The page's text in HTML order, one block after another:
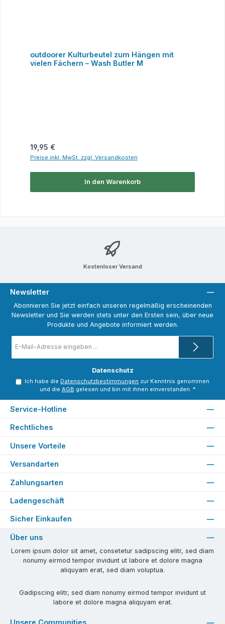
outdoorer Kulturbeutel zum Hängen mit
vielen Fächern – Wash Butler M
Regulärer Preis:
19,95 €
Preise inkl. MwSt. zzgl. Versandkosten
In den Warenkorb
Kostenloser Versand
Newsletter
Abonnieren Sie jetzt einfach unseren regelmäßig erscheinenden
Newsletter und Sie werden stets unter den Ersten sein, über neue
Produkte und Angebote informiert werden.
Mail-
Datenschutz
Ich habe die Datenschutzbestimmungen zur Kenntnis genommen
und die AGB gelesen und bin mit ihnen einverstanden. *
Service-Hotline
Rechtliches
Unsere Vorteile
Versandarten
Zahlungsarten
Ladengeschäft
Sicher Einkaufen
Über uns
Lorem ipsum dolor sit amet, consetetur sadipscing elitr, sed diam
nonumy eirmod tempor invidunt ut labore et dolore magna
aliquyam erat, sed diam voluptua.
Gadipscing elitr, sed diam nonumy eirmod tempor invidunt ut
labore et dolore magna aliquyam erat.